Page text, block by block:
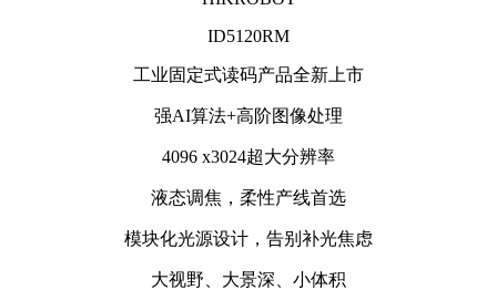
ID5120RM
工业固定式读码产品全新上市
强AI算法+高阶图像处理
4096 x3024超大分辨率
液态调焦，柔性产线首选
模块化光源设计，告别补光焦虑
大视野、大景深、小体积